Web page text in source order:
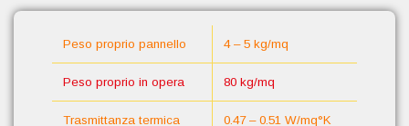
Peso proprio pannello 4 – 5 kg/mq
Peso proprio in opera 80 kg/mq
Trasmittanza termica 0.47 – 0.51 W/mq°K